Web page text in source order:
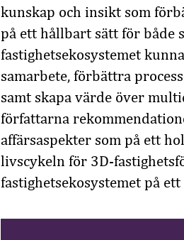
kunskap och insikt som
på ett hållbart sätt för både
fastighetsekosystemet
samarbete, förbättra
samt skapa värde över
författarna
affärsaspekter som på ett
livscykeln för 3D-
fastighetsekosystemet på